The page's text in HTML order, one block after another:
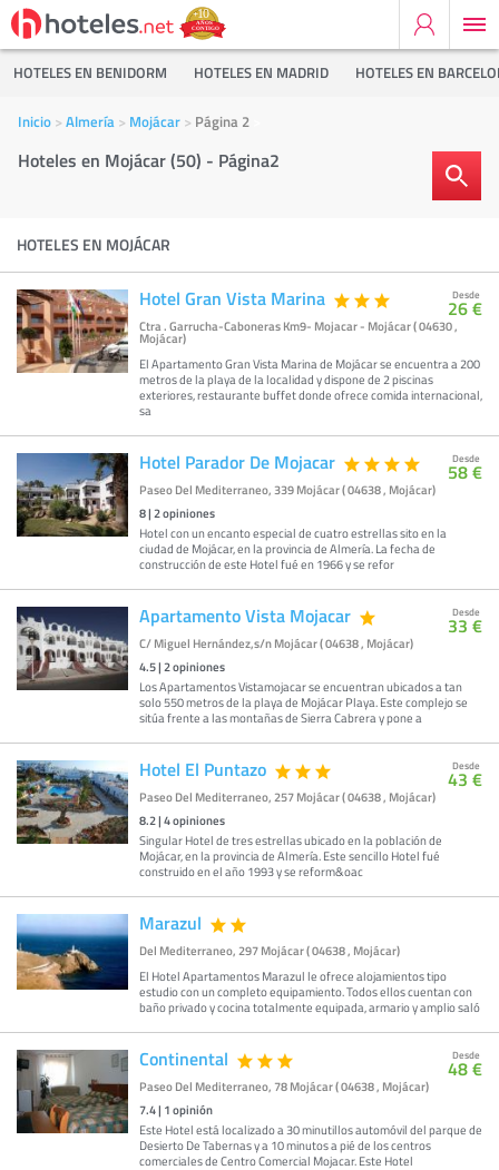
HOTELES EN BENIDORM HOTELES EN MADRID HOTELES EN
Inicio Almería Mojácar Página 2
Hoteles en Mojácar (50) - Página2
HOTELES EN MOJÁCAR
Hotel Gran Vista Marina
Ctra . Garrucha-Caboneras Km9- Mojacar - Mojácar ( 04630 ,
Mojácar)
El Apartamento Gran Vista Marina de Mojácar se encuentra a 200
metros de la playa de la localidad y dispone de 2 piscinas
exteriores, restaurante buffet donde ofrece comida internacional,
sa
Desde
26 €
Hotel Parador De Mojacar
Paseo Del Mediterraneo, 339 Mojácar ( 04638 , Mojácar)
8|2opiniones
Hotel con un encanto especial de cuatro estrellas sito en la
ciudad de Mojácar, en la provincia de Almería. La fecha de
construcción de este Hotel fué en 1966 y se refor
Desde
58 €
Apartamento Vista Mojacar
C/ Miguel Hernández,s/n Mojácar ( 04638 , Mojácar)
4.5|2opiniones
Los Apartamentos Vistamojacar se encuentran ubicados a tan
solo 550 metros de la playa de Mojácar Playa. Este complejo se
sitúa frente a las montañas de Sierra Cabrera y pone a
Desde
33 €
Hotel El Puntazo
Paseo Del Mediterraneo, 257 Mojácar ( 04638 , Mojácar)
8.2|4opiniones
Singular Hotel de tres estrellas ubicado en la población de
Mojácar, en la provincia de Almería. Este sencillo Hotel fué
construido en el año 1993 y se reform&oac
Desde
43 €
Marazul
Del Mediterraneo, 297 Mojácar ( 04638 , Mojácar)
El Hotel Apartamentos Marazul le ofrece alojamientos tipo
estudio con un completo equipamiento. Todos ellos cuentan con
baño privado y cocina totalmente equipada, armario y amplio saló
Continental
Paseo Del Mediterraneo, 78 Mojácar ( 04638 , Mojácar)
7.4| 1opinión
Este Hotel está localizado a 30 minutillos automóvil del parque de
Desierto De Tabernas y a 10 minutos a pié de los centros
comerciales de Centro Comercial Mojacar. Este Hotel
Desde
48 €